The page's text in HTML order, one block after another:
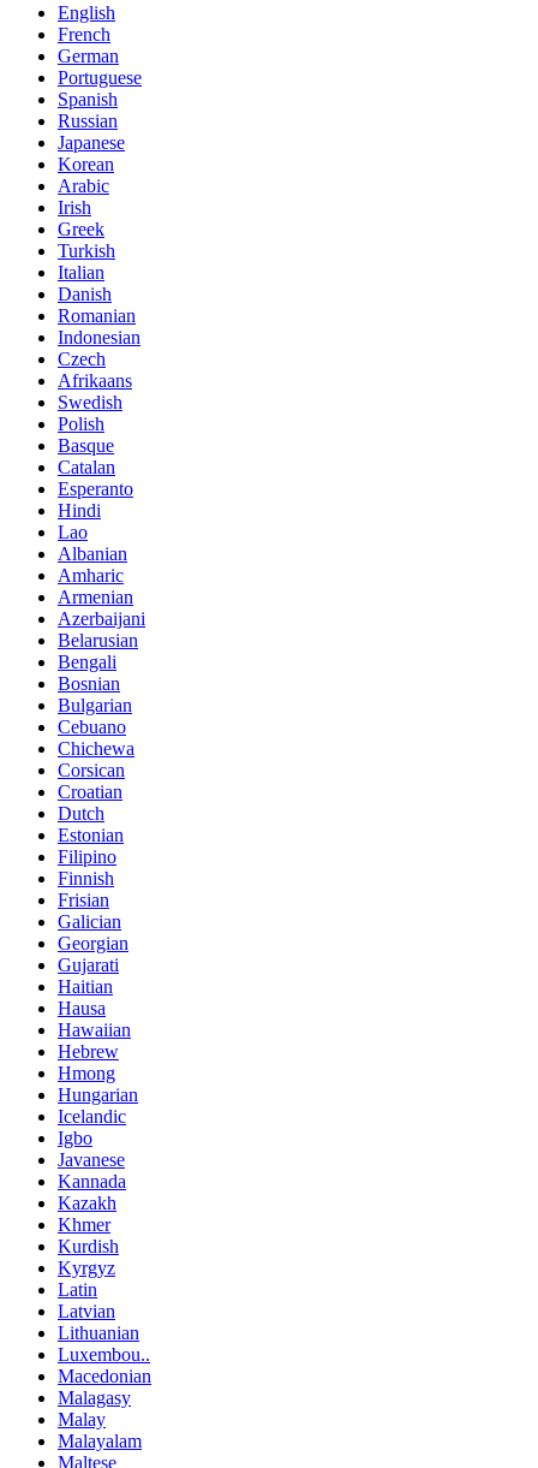
English
French
German
Portuguese
Spanish
Russian
Japanese
Korean
Arabic
Irish
Greek
Turkish
Italian
Danish
Romanian
Indonesian
Czech
Afrikaans
Swedish
Polish
Basque
Catalan
Esperanto
Hindi
Lao
Albanian
Amharic
Armenian
Azerbaijani
Belarusian
Bengali
Bosnian
Bulgarian
Cebuano
Chichewa
Corsican
Croatian
Dutch
Estonian
Filipino
Finnish
Frisian
Galician
Georgian
Gujarati
Haitian
Hausa
Hawaiian
Hebrew
Hmong
Hungarian
Icelandic
Igbo
Javanese
Kannada
Kazakh
Khmer
Kurdish
Kyrgyz
Latin
Latvian
Lithuanian
Luxembou..
Macedonian
Malagasy
Malay
Malayalam
Maltese